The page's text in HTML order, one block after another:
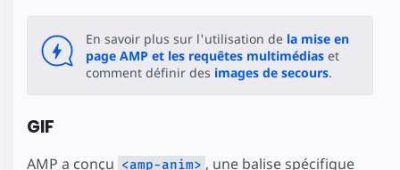
En savoir plus sur l'utilisation de la mise en
page AMP et les requêtes multimédias et
comment définir des images de secours.
GIF
AMP a conçu <amp-anim> , une balise spécifique